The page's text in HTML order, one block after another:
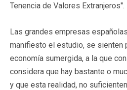
Tenencia de Valores Extranjeros".
Las grandes empresas
manifiesto el estudio, se sienten
economía sumergida, a la que
considera que hay bastante o
y que esta realidad, no